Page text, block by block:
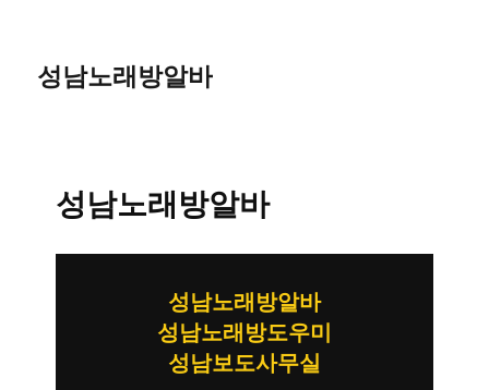
성남노래방알바
성남노래방알바
성남노래방알바
성남노래방도우미
성남보도사무실